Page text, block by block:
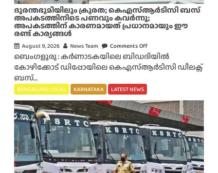
ബെം
ഗ
ളൂ
ൽ
ടെ
ൾ
ക്ക്
നേ
രെ
വ
ൻ
ആ
ദുരന്തഭൂമിയിലും ക്രൂരത; കെഎസ്ആർടിസി ബസ്
അപകടത്തിനിടെ പണവും കവർന്നു;
അപകടത്തിന് കാരണമായത് പ്രധാനമായും ഈ
രണ്ട് കാര്യങ്ങൾ
August 9, 2026 News Team Comments Off
n
ദു
ഭൂ
മി
യി
ലും
ക്രൂ
ര
ത
ബെംഗളൂരു : കർണാടകയിലെ ബിഡദിയിൽ
കോഴിക്കോട് ഡിപ്പോയിലെ കെഎസ്ആർടിസി ഡീലക്സ്
ബസ്...
BENGALURU LOCAL KARNATAKA LATEST NEWS